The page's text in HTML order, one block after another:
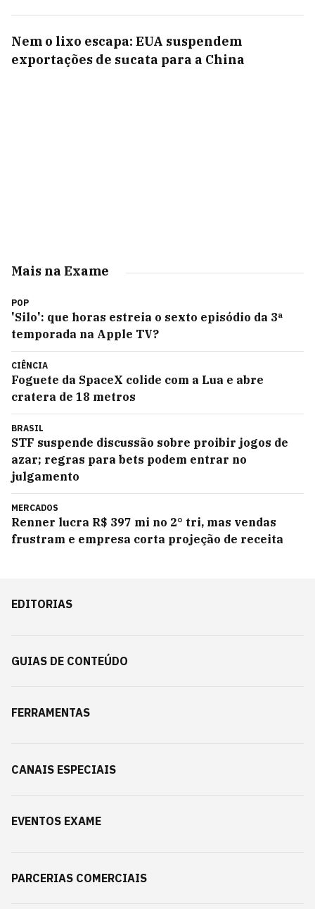
Nem o lixo escapa: EUA suspendem
exportações de sucata para a China
Mais na Exame
POP
'Silo': que horas estreia o sexto episódio da 3ª
temporada na Apple TV?
CIÊNCIA
Foguete da SpaceX colide com a Lua e abre
cratera de 18 metros
BRASIL
STF suspende discussão sobre proibir jogos de
azar; regras para bets podem entrar no
julgamento
MERCADOS
Renner lucra R$ 397 mi no 2° tri, mas vendas
frustram e empresa corta projeção de receita
EDITORIAS
GUIAS DE CONTEÚDO
FERRAMENTAS
CANAIS ESPECIAIS
EVENTOS EXAME
PARCERIAS COMERCIAIS